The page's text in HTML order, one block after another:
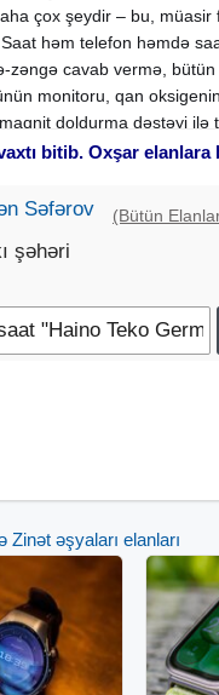
çox şeydir – bu, müasir
həm telefon həmdə
zəngə cavab vermə,
monitoru, qan
doldurma dəstəyi ilə
qan təzyiqinin monitorinqi,
məlumatlarını
tam monitorinq sayəsində
həm də gün ərzində
əlavə olaraq, smart
musiqi, zəngli saat,
rejimlərini, o
bitib. Oxşar elanlara
Səfərov (Bütün
şəhəri
Zinət əşyaları elanları